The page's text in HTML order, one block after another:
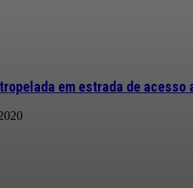
em estrada de acesso